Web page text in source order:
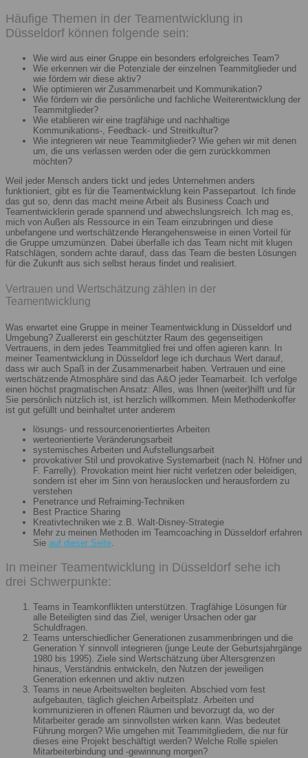
Häufige Themen in der Teamentwicklung in
Düsseldorf können folgende sein:
Wie wird aus einer Gruppe ein besonders erfolgreiches Team?
Wie erkennen wir die Potenziale der einzelnen Teammitglieder und
wie fördern wir diese aktiv?
Wie optimieren wir Zusammenarbeit und Kommunikation?
Wie fördern wir die persönliche und fachliche Weiterentwicklung der
Teammitglieder?
Wie etablieren wir eine tragfähige und nachhaltige
Kommunikations-, Feedback- und Streitkultur?
Wie integrieren wir neue Teammitglieder? Wie gehen wir mit denen
um, die uns verlassen werden oder die gern zurückkommen
möchten?
Weil jeder Mensch anders tickt und jedes Unternehmen anders
funktioniert, gibt es für die Teamentwicklung kein Passepartout. Ich finde
das gut so, denn das macht meine Arbeit als Business Coach und
Teamentwicklerin gerade spannend und abwechslungsreich. Ich mag es,
mich von Außen als Ressource in ein Team einzubringen und diese
unbefangene und wertschätzende Herangehensweise in einen Vorteil für
die Gruppe umzumünzen. Dabei überfalle ich das Team nicht mit klugen
Ratschlägen, sondern achte darauf, dass das Team die besten Lösungen
für die Zukunft aus sich selbst heraus findet und realisiert.
Vertrauen und Wertschätzung zählen in der
Teamentwicklung
Was erwartet eine Gruppe in meiner Teamentwicklung in Düsseldorf und
Umgebung? Zuallererst ein geschützter Raum des gegenseitigen
Vertrauens, in dem jedes Teammitglied frei und offen agieren kann. In
meiner Teamentwicklung in Düsseldorf lege ich durchaus Wert darauf,
dass wir auch Spaß in der Zusammenarbeit haben. Vertrauen und eine
wertschätzende Atmosphäre sind das A&O jeder Teamarbeit. Ich verfolge
einen höchst pragmatischen Ansatz: Alles, was Ihnen (weiter)hilft und für
Sie persönlich nützlich ist, ist herzlich willkommen. Mein Methodenkoffer
ist gut gefüllt und beinhaltet unter anderem
lösungs- und ressourcenorientiertes Arbeiten
werteorientierte Veränderungsarbeit
systemisches Arbeiten und Aufstellungsarbeit
provokativer Stil und provokative Systemarbeit (nach N. Höfner und
F. Farrelly). Provokation meint hier nicht verletzen oder beleidigen,
sondern ist eher im Sinn von herauslocken und herausfordern zu
verstehen
Penetrance und Refraiming-Techniken
Best Practice Sharing
Kreativtechniken wie z.B. Walt-Disney-Strategie
Mehr zu meinen Methoden im Teamcoaching in Düsseldorf erfahren
Sie auf dieser Seite.
In meiner Teamentwicklung in Düsseldorf sehe ich
drei Schwerpunkte:
Teams in Teamkonflikten unterstützen. Tragfähige Lösungen für
alle Beteiligten sind das Ziel, weniger Ursachen oder gar
Schuldfragen.
Teams unterschiedlicher Generationen zusammenbringen und die
Generation Y sinnvoll integrieren (junge Leute der Geburtsjahrgänge
1980 bis 1995). Ziele sind Wertschätzung über Altersgrenzen
hinaus, Verständnis entwickeln, den Nutzen der jeweiligen
Generation erkennen und aktiv nutzen
Teams in neue Arbeitswelten begleiten. Abschied vom fest
aufgebauten, täglich gleichen Arbeitsplatz. Arbeiten und
kommunizieren in offenen Räumen und bevorzugt da, wo der
Mitarbeiter gerade am sinnvollsten wirken kann. Was bedeutet
Führung morgen? Wie umgehen mit Teammitgliedern, die nur für
dieses eine Projekt beschäftigt werden? Welche Rolle spielen
Mitarbeiterbindung und -gewinnung morgen?